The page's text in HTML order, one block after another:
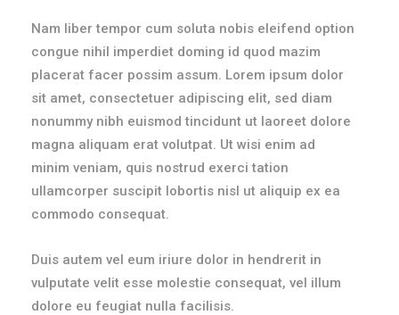
Nam liber tempor cum soluta nobis eleifend option
congue nihil imperdiet doming id quod mazim
placerat facer possim assum. Lorem ipsum dolor
sit amet, consectetuer adipiscing elit, sed diam
nonummy nibh euismod tincidunt ut laoreet dolore
magna aliquam erat volutpat. Ut wisi enim ad
minim veniam, quis nostrud exerci tation
ullamcorper suscipit lobortis nisl ut aliquip ex ea
commodo consequat.
Duis autem vel eum iriure dolor in hendrerit in
vulputate velit esse molestie consequat, vel illum
dolore eu feugiat nulla facilisis.